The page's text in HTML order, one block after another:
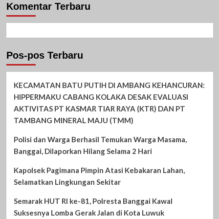
Komentar Terbaru
Pos-pos Terbaru
KECAMATAN BATU PUTIH DI AMBANG KEHANCURAN:
HIPPERMAKU CABANG KOLAKA DESAK EVALUASI
AKTIVITAS PT KASMAR TIAR RAYA (KTR) DAN PT
TAMBANG MINERAL MAJU (TMM)
Polisi dan Warga Berhasil Temukan Warga Masama,
Banggai, Dilaporkan Hilang Selama 2 Hari
Kapolsek Pagimana Pimpin Atasi Kebakaran Lahan,
Selamatkan Lingkungan Sekitar
Semarak HUT RI ke-81, Polresta Banggai Kawal
Suksesnya Lomba Gerak Jalan di Kota Luwuk